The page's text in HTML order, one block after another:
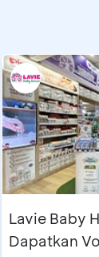
Lavie Baby
Dapatkan